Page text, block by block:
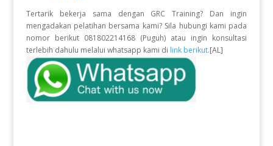
Tertarik bekerja sama dengan GRC Training? Dan ingin
mengadakan pelatihan bersama kami? Sila hubungi kami pada
nomor berikut 081802214168 (Puguh) atau ingin konsultasi
terlebih dahulu melalui whatsapp kami di link berikut.[AL]